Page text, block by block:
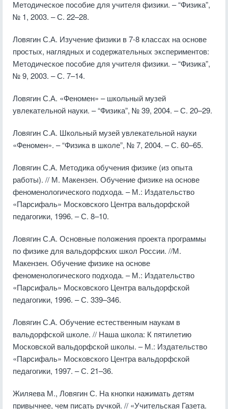
Методическое пособие для учителя физики. – “Физика”,
№ 1, 2003. – С. 22–28.
Ловягин С.А. Изучение физики в 7-8 классах на основе
простых, наглядных и содержательных экспериментов:
Методическое пособие для учителя физики. – “Физика”,
№ 9, 2003. – С. 7–14.
Ловягин С.А. «Феномен» – школьный музей
увлекательной науки. – “Физика”, № 39, 2004. – С. 20–29.
Ловягин С.А. Школьный музей увлекательной науки
«Феномен». – “Физика в школе”, № 7, 2004. – С. 60–65.
Ловягин С.А. Методика обучения физике (из опыта
работы). // М. Макензен. Обучение физике на основе
феноменологического подхода. – М.: Издательство
«Парсифаль» Московского Центра вальдорфской
педагогики, 1996. – С. 8–10.
Ловягин С.А. Основные положения проекта программы
по физике для вальдорфских школ России. //М.
Макензен. Обучение физике на основе
феноменологического подхода. – М.: Издательство
«Парсифаль» Московского Центра вальдорфской
педагогики, 1996. – С. 339–346.
Ловягин С.А. Обучение естественным наукам в
вальдорфской школе. // Наша школа: К пятилетию
Московской вальдорфской школы. – М.: Издательство
«Парсифаль» Московского Центра вальдорфской
педагогики, 1997. – С. 21–36.
Жиляева М., Ловягин С. На кнопки нажимать детям
привычнее, чем писать ручкой. // «Учительская Газета.